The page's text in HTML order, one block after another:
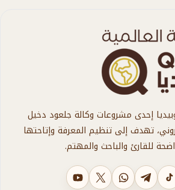
إحدى مشروعات وكالة جلعود دخيل
تهدف إلى تنظيم المعرفة وإتاحتها
للقارئ والباحث والمهتم.
يوتيوب
X واتسابتليجرام